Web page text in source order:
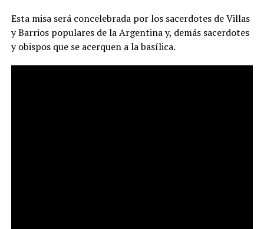
Esta misa será concelebrada por los sacerdotes de Villas
y Barrios populares de la Argentina y, demás sacerdotes
y obispos que se acerquen a la basílica.